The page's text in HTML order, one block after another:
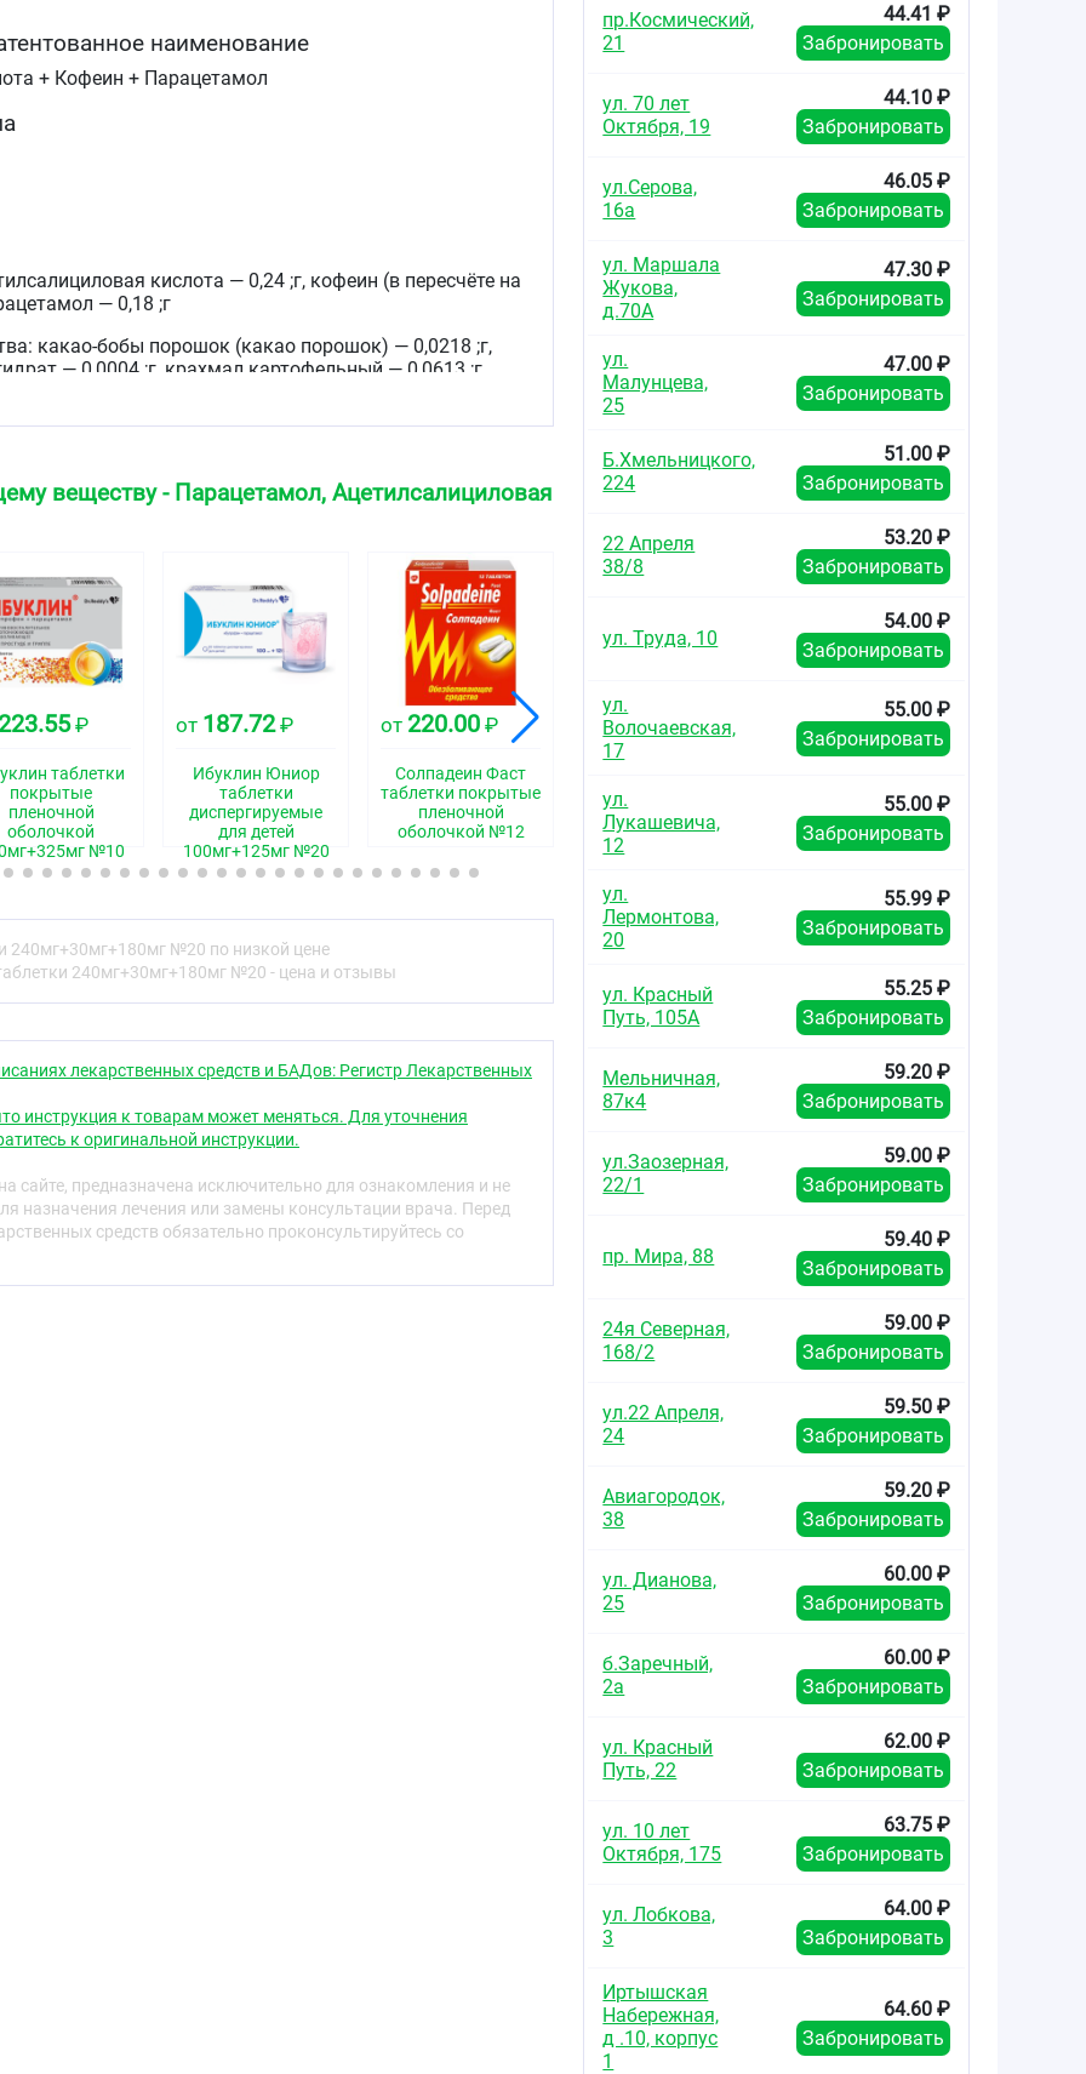
наименование
+ Кофеин + Парацетамол
кислота — 0,24 ;г, кофеин (в пересчёте на
— 0,18 ;г
какао-бобы порошок (какао порошок) — 0,0218 ;г,
— 0,0004 ;г, крахмал картофельный — 0,0613 ;г,
(кальция стеарат 1-водный) — 0,0055 ;г, повидон
цвета с вкраплениями, с запахом какао,
с риской и фаской.
комбинированное (НПВП + анальгезирующее
+ психостимулирующее средство)
обладает жаропонижающим и
ослабляет боль, особенно вызванную
а также выражено угнетает агрегацию тромбоцитов
центры, расширяет кровеносные сосуды
мозга, сердца, почек, снижает агрегацию
чувство усталости, повышает умственную и
нормализации тонуса сосудов головного мозга, и
жаропонижающим и крайне слабым
и слабовыраженной способностью ингибировать
в периферических тканях.
у взрослых при умеренно или слабо выраженном
веществу - Парацетамол, Ацетилсалициловая
223.55₽
таблетки
покрытые
пленочной
оболочкой
№10
от 187.72₽
Ибуклин Юниор
таблетки
диспергируемые
для детей
100мг+125мг №20
от 220.00 ₽
Солпадеин Фаст
таблетки покрытые
пленочной
оболочкой №12
от225.00₽
шипучие со вкусом
и ароматом
малины №10
от180.00₽
таблетки покрытые
пленочной
оболочкой
250мг+65мг+250мг
240мг+30мг+180мг №20 по низкой цене
240мг+30мг+180мг №20 - цена и отзывы
лекарственных средств и БАДов: Регистр Лекарственных
инструкция к товарам может меняться. Для уточнения
к оригинальной инструкции.
сайте, предназначена исключительно для ознакомления и не
назначения лечения или замены консультации врача. Перед
средств обязательно проконсультируйтесь со
пр.Космический,
21
44.41 ₽
Забронировать
ул. 70 лет
Октября, 19
44.10 ₽
Забронировать
ул.Серова,
16а
46.05 ₽
Забронировать
ул. Маршала
Жукова,
д.70А
47.30 ₽
Забронировать
ул.
Малунцева,
25
47.00 ₽
Забронировать
Б.Хмельницкого,
224
51.00 ₽
Забронировать
22 Апреля
38/8
53.20 ₽
Забронировать
ул. Труда, 10
54.00 ₽
Забронировать
ул.
Волочаевская,
17
55.00 ₽
Забронировать
ул.
Лукашевича,
12
55.00 ₽
Забронировать
ул.
Лермонтова,
20
55.99 ₽
Забронировать
ул. Красный
Путь, 105А
55.25 ₽
Забронировать
Мельничная,
87к4
59.20 ₽
Забронировать
ул.Заозерная,
22/1
59.00 ₽
Забронировать
пр. Мира, 88
59.40 ₽
Забронировать
24я Северная,
168/2
59.00 ₽
Забронировать
ул.22 Апреля,
24
59.50 ₽
Забронировать
Авиагородок,
38
59.20 ₽
Забронировать
ул. Дианова,
25
60.00 ₽
Забронировать
б.Заречный,
2а
60.00 ₽
Забронировать
ул. Красный
Путь, 22
62.00 ₽
Забронировать
ул. 10 лет
Октября, 175
63.75 ₽
Забронировать
ул. Лобкова,
3
64.00 ₽
Забронировать
Иртышская
Набережная,
д .10, корпус
1
64.60 ₽
Забронировать